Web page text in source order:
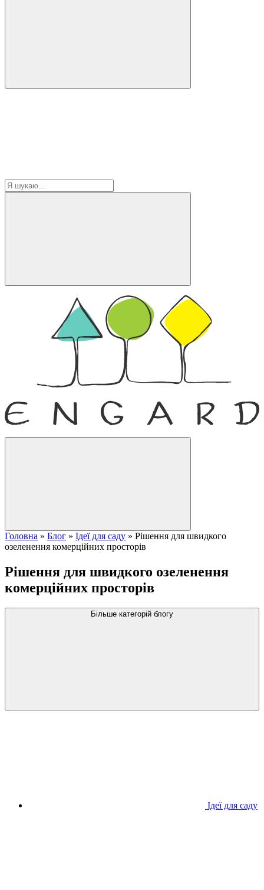
Головна » Блог » Ідеї для саду » Рішення для швидкого
озеленення комерційних просторів
Рішення для швидкого озеленення
комерційних просторів
Більше категорій блогу
Ідеї для саду